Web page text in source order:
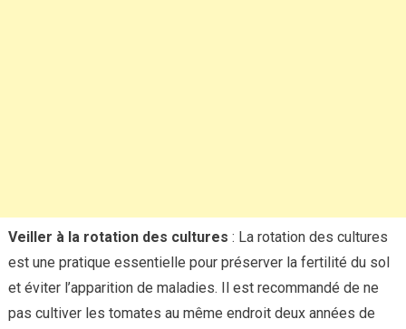
Veiller à la rotation des cultures : La rotation des cultures
est une pratique essentielle pour préserver la fertilité du sol
et éviter l’apparition de maladies. Il est recommandé de ne
pas cultiver les tomates au même endroit deux années de